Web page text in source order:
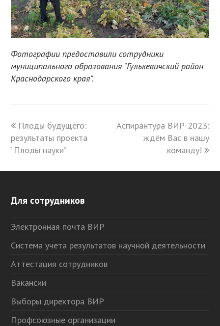
Фотографии предоставили сотрудники
муниципального образования “Гулькевичский район
Краснодарского края”.
previous
post:
Плоды будущего:
результаты проекта
“Плоды науки”
next
Аспирантура ВИР-2023:
ждём Вас в нашу
команду!
Для сотрудников
Электронная почта ВИР
Система учета результатов научной деятельности
Аттестация сотрудников
Вакансии
Выборы директора ВИР
Профсоюзные организации